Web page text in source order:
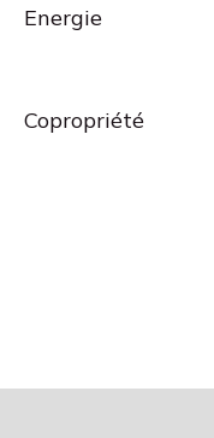
Energie
Copropriété